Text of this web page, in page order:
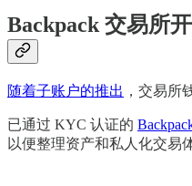
Backpack 交易所
随着子账户的推出 ，交易所
已通过 KYC 认证的
以便整理资产和私人化交易